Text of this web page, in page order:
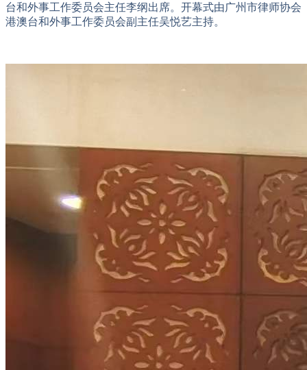
台和外事工作委员会主任李纲出席。开幕式由广州市律师协会
港澳台和外事工作委员会副主任吴悦艺主持。